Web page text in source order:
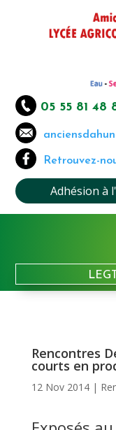
05 55 81 48
Retrouvez-
Adhésion à
Rencontres
courts en
12 Nov 2014|